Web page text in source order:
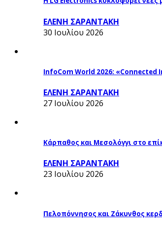
ΕΛΕΝΗ ΣΑΡΑΝΤΑΚΗ
30 Ιουλίου 2026
InfoCom World 2026: «Connected
ΕΛΕΝΗ ΣΑΡΑΝΤΑΚΗ
27 Ιουλίου 2026
Κάρπαθος και Μεσολόγγι στο
ΕΛΕΝΗ ΣΑΡΑΝΤΑΚΗ
23 Ιουλίου 2026
Πελοπόννησος και Ζάκυνθος